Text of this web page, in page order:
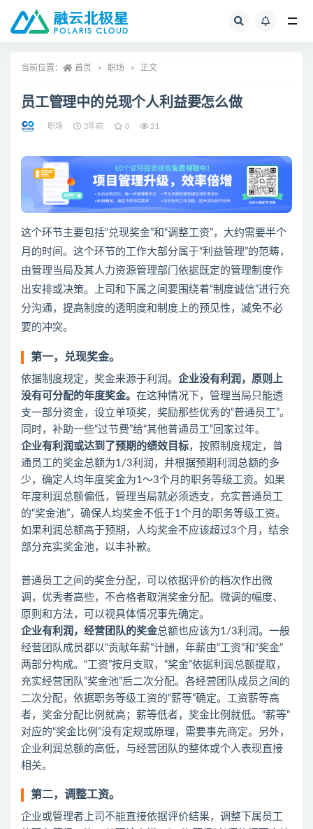
当前位置： 首页 职场 正文
员工管理中的兑现个人利益要怎么做
职场 3年前 0 21
这个环节主要包括“兑现奖金”和“调整工资”，大约需要半个
月的时间。这个环节的工作大部分属于“利益管理”的范畴，
由管理当局及其人力资源管理部门依据既定的管理制度作
出安排或决策。上司和下属之间要围绕着“制度诚信”进行充
分沟通，提高制度的透明度和制度上的预见性，减免不必
要的冲突。
第一，兑现奖金。
依据制度规定，奖金来源于利润。 企业没有利润，原则上
没有可分配的年度奖金。 在这种情况下，管理当局只能透
支一部分资金，设立单项奖，奖励那些优秀的“普通员工”。
同时，补助一些“过节费”给“其他普通员工”回家过年。
企业有利润或达到了预期的绩效目标，按照制度规定，普
通员工的奖金总额为1/3利润，并根据预期利润总额的多
少，确定人均年度奖金为1～3个月的职务等级工资。如果
年度利润总额偏低，管理当局就必须透支，充实普通员工
的“奖金池”，确保人均奖金不低于1个月的职务等级工资。
如果利润总额高于预期，人均奖金不应该超过3个月，结余
部分充实奖金池，以丰补歉。
普通员工之间的奖金分配，可以依据评价的档次作出微
调，优秀者高些，不合格者取消奖金分配。微调的幅度、
原则和方法，可以视具体情况事先确定。
企业有利润，经营团队的奖金总额也应该为1/3利润。一般
经营团队成员都以“贡献年薪”计酬，年薪由“工资”和“奖金”
两部分构成。“工资”按月支取，“奖金”依据利润总额提取，
充实经营团队“奖金池”后二次分配。各经营团队成员之间的
二次分配，依据职务等级工资的“薪等”确定。工资薪等高
者，奖金分配比例就高；薪等低者，奖金比例就低。“薪等”
对应的“奖金比例”没有定规或原理，需要事先商定。 另外，
企业利润总额的高低，与经营团队的整体或个人表现直接
相关。
第二，调整工资。
企业或管理者上司不能直接依据评价结果，调整下属员工